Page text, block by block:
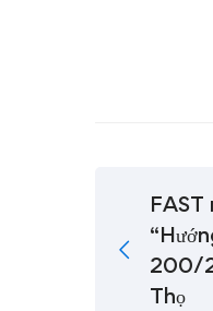
FAST
200/
Thọ